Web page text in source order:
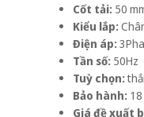
Cốt tải: 50
Kiểu lắp:
Điện áp:
Tần số: 50Hz
Tuỳ chọn:
Bảo hành:
Giá đề xuất